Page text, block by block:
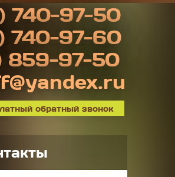
740-97-50
740-97-60
859-97-50
обратный звонок